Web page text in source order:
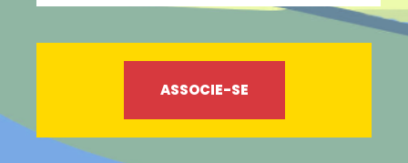
ASSOCIE-SE